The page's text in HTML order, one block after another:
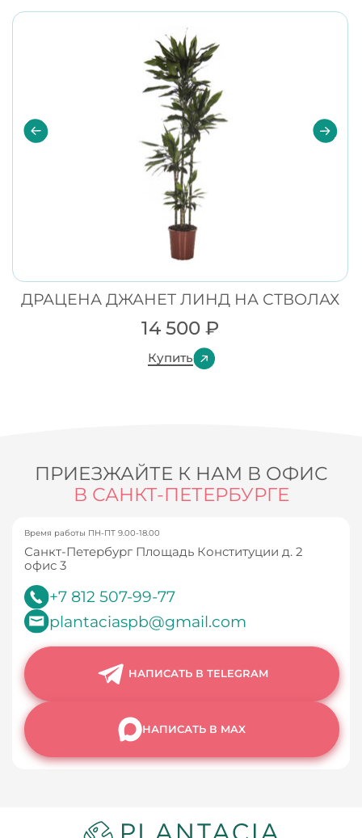
ДРАЦЕНА ДЖАНЕТ ЛИНД НА СТВОЛАХ
14 500₽
Купить
ПРИЕЗЖАЙТЕ К НАМ В ОФИС
В САНКТ-ПЕТЕРБУРГЕ
Время работы ПН-ПТ 9.00-18.00
Санкт-Петербург Площадь Конституции д. 2
офис 3
+7 812 507-99-77
plantaciaspb@gmail.com
НАПИСАТЬ В TELEGRAM
НАПИСАТЬ В MAX